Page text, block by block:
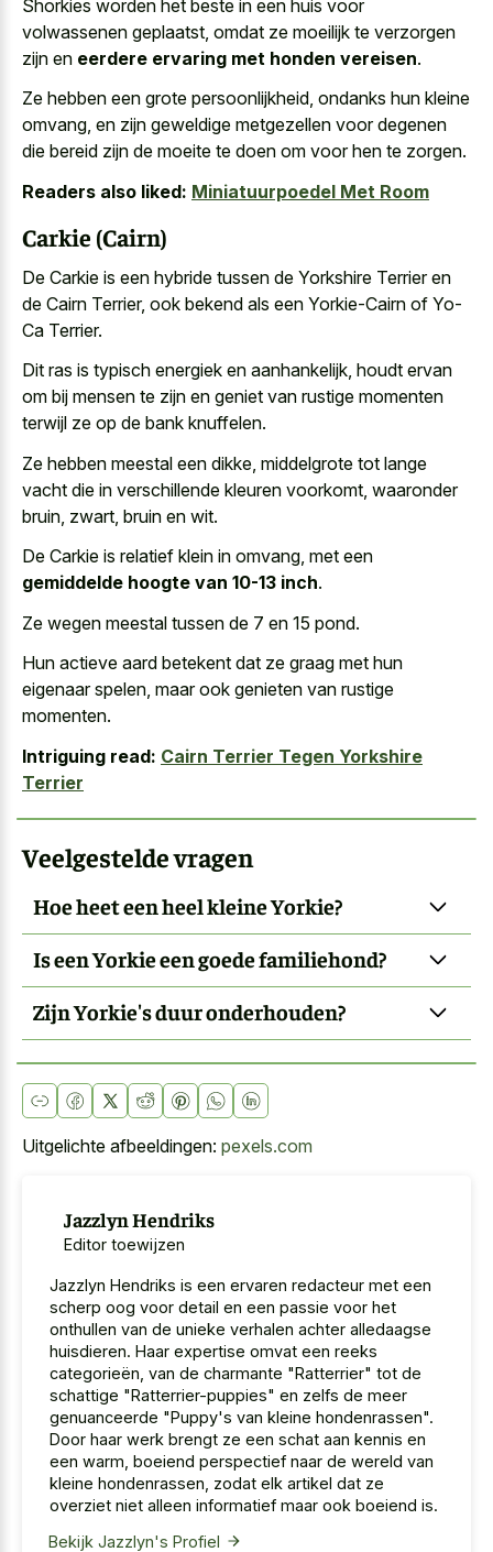
Shorkies worden het beste in een huis voor
volwassenen geplaatst, omdat ze moeilijk te verzorgen
zijn en eerdere ervaring met honden vereisen.
Ze hebben een grote persoonlijkheid, ondanks hun kleine
omvang, en zijn geweldige metgezellen voor degenen
die bereid zijn de moeite te doen om voor hen te zorgen.
Readers also liked: Miniatuurpoedel Met Room
Carkie (Cairn)
De Carkie is een hybride tussen de Yorkshire Terrier en
de Cairn Terrier, ook bekend als een Yorkie-Cairn of Yo-
Ca Terrier.
Dit ras is typisch energiek en aanhankelijk, houdt ervan
om bij mensen te zijn en geniet van rustige momenten
terwijl ze op de bank knuffelen.
Ze hebben meestal een dikke, middelgrote tot lange
vacht die in verschillende kleuren voorkomt, waaronder
bruin, zwart, bruin en wit.
De Carkie is relatief klein in omvang, met een
gemiddelde hoogte van 10-13 inch.
Ze wegen meestal tussen de 7 en 15 pond.
Hun actieve aard betekent dat ze graag met hun
eigenaar spelen, maar ook genieten van rustige
momenten.
Intriguing read: Cairn Terrier Tegen Yorkshire
Terrier
Veelgestelde vragen
Hoe heet een heel kleine Yorkie?
Is een Yorkie een goede familiehond?
Zijn Yorkie's duur onderhouden?
Uitgelichte afbeeldingen: pexels.com
Jazzlyn Hendriks
Editor toewijzen
Jazzlyn Hendriks is een ervaren redacteur met een
scherp oog voor detail en een passie voor het
onthullen van de unieke verhalen achter alledaagse
huisdieren. Haar expertise omvat een reeks
categorieën, van de charmante "Ratterrier" tot de
schattige "Ratterrier-puppies" en zelfs de meer
genuanceerde "Puppy's van kleine hondenrassen".
Door haar werk brengt ze een schat aan kennis en
een warm, boeiend perspectief naar de wereld van
kleine hondenrassen, zodat elk artikel dat ze
overziet niet alleen informatief maar ook boeiend is.
Bekijk Jazzlyn's Profiel